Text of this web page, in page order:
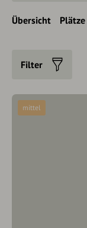
Übersicht Plätze
Filter
mittel